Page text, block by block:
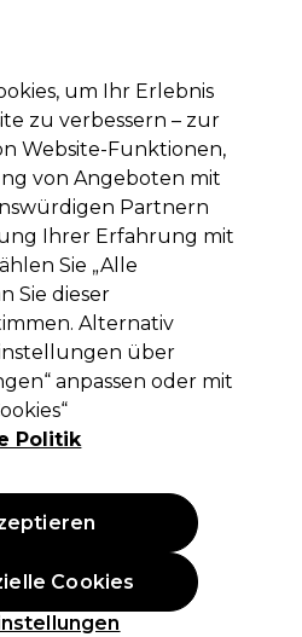
Anmelden
Elektrogeräte Saloneinrichtung
Lieferzeiten
erfahren
Rolle 15cmx100m
PREIS)
um Ihr Erlebnis
zu verbessern – zur
Website-Funktionen,
von Angeboten mit
Partnern
Ihrer Erfahrung mit
Sie „Alle
Sie dieser
Alternativ
über
anpassen oder mit
Politik
Cookies